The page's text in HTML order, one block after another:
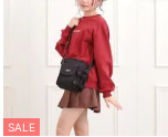
SALE